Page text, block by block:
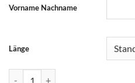
Vorname Nachname
Länge